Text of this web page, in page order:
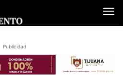
Publicidad